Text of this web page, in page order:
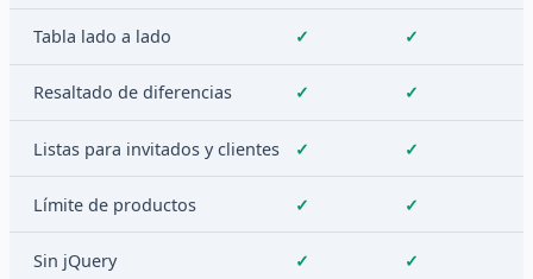
Tabla lado a lado ✓ ✓
Resaltado de diferencias ✓ ✓
Listas para invitados y clientes ✓ ✓
Límite de productos ✓ ✓
Sin jQuery ✓ ✓